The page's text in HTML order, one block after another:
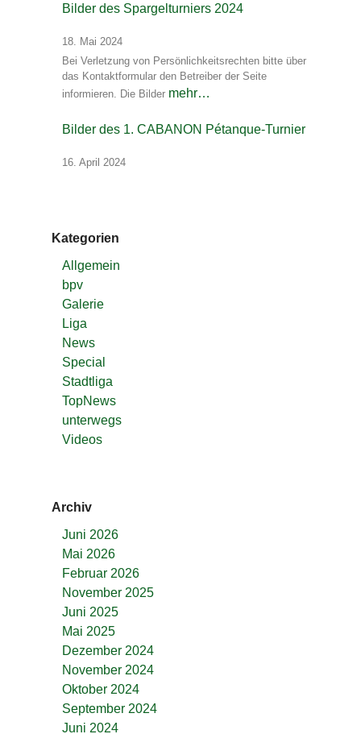
Bilder des Spargelturniers 2024
18. Mai 2024
Bei Verletzung von Persönlichkeitsrechten bitte über
das Kontaktformular den Betreiber der Seite
informieren. Die Bilder mehr…
Bilder des 1. CABANON Pétanque-Turnier
16. April 2024
Kategorien
Allgemein
bpv
Galerie
Liga
News
Special
Stadtliga
TopNews
unterwegs
Videos
Archiv
Juni 2026
Mai 2026
Februar 2026
November 2025
Juni 2025
Mai 2025
Dezember 2024
November 2024
Oktober 2024
September 2024
Juni 2024